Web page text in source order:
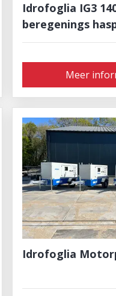
Idrofoglia IG3
beregenings
Meer
Idrofoglia